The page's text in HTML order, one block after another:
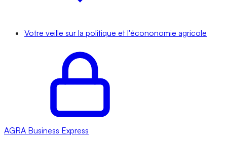
Votre veille sur la politique et l'écononomie agricole
AGRA Business Express